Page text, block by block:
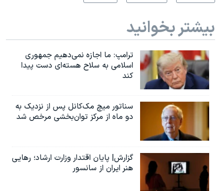
بیشتر بخوانید
ترامپ: ما اجازه نمی‌دهیم جمهوری
اسلامی به سلاح هسته‌ای دست پیدا
کند
سناتور میچ مک‌کانل پس از نزدیک به
دو ماه از مرکز توان‌بخشی مرخص شد
گزارش| پایان اقتدار وزارت ارشاد؛ رهایی
هنر ایران از سانسور